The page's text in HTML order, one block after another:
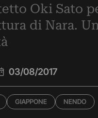
Oki Sato
di Nara.
03/08/2017
GIAPPONE NENDO